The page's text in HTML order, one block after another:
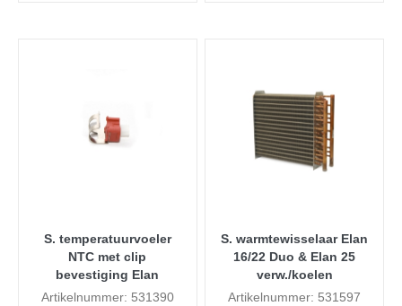
S. temperatuurvoeler
NTC met clip
bevestiging Elan
Artikelnummer: 531390
S. warmtewisselaar Elan
16/22 Duo & Elan 25
verw./koelen
Artikelnummer: 531597